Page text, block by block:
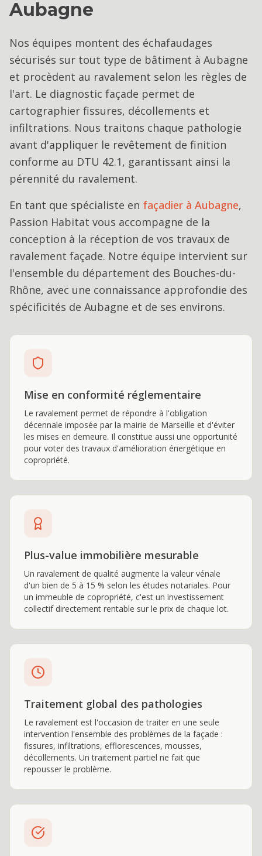
Aubagne
Nos équipes montent des échafaudages
sécurisés sur tout type de bâtiment à Aubagne
et procèdent au ravalement selon les règles de
l'art. Le diagnostic façade permet de
cartographier fissures, décollements et
infiltrations. Nous traitons chaque pathologie
avant d'appliquer le revêtement de finition
conforme au DTU 42.1, garantissant ainsi la
pérennité du ravalement.
En tant que spécialiste en façadier à Aubagne,
Passion Habitat vous accompagne de la
conception à la réception de vos travaux de
ravalement façade. Notre équipe intervient sur
l'ensemble du département des Bouches-du-
Rhône, avec une connaissance approfondie des
spécificités de Aubagne et de ses environs.
Mise en conformité réglementaire
Le ravalement permet de répondre à l'obligation
décennale imposée par la mairie de Marseille et d'éviter
les mises en demeure. Il constitue aussi une opportunité
pour voter des travaux d'amélioration énergétique en
copropriété.
Plus-value immobilière mesurable
Un ravalement de qualité augmente la valeur vénale
d'un bien de 5 à 15 % selon les études notariales. Pour
un immeuble de copropriété, c'est un investissement
collectif directement rentable sur le prix de chaque lot.
Traitement global des pathologies
Le ravalement est l'occasion de traiter en une seule
intervention l'ensemble des problèmes de la façade :
fissures, infiltrations, efflorescences, mousses,
décollements. Un traitement partiel ne fait que
repousser le problème.